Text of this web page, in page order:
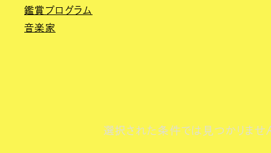
鑑賞プログラム
音楽家
選択された条件では見つかりませ